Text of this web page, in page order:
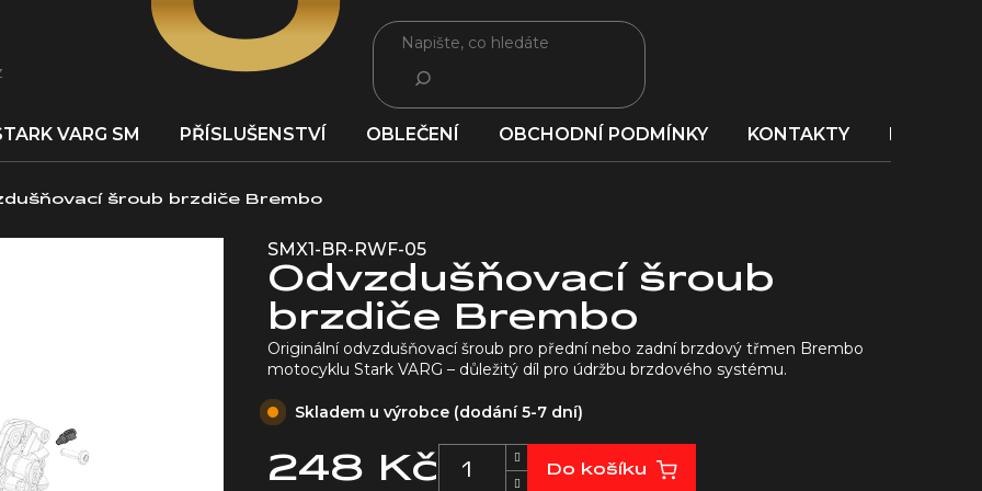
HLEDAT
VARG SM PŘÍSLUŠENSTVÍ OBLEČENÍ OBCHODNÍ PODMÍNKY KONTAKTY
šroub brzdiče Brembo
SMX1-BR-RWF-05
Odvzdušňovací šroub
brzdiče Brembo
248 Kč
Skladem u výrobce (dodání 5-7 dní)
Do košíku
Originální odvzdušňovací šroub pro přední nebo zadní brzdový třmen Brembo
motocyklu Stark VARG – důležitý díl pro údržbu brzdového systému.